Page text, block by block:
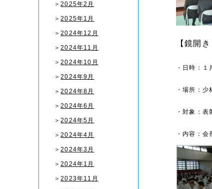
＞2025年2月
＞2025年1月
＞2024年12月
＞2024年11月
＞2024年10月
＞2024年9月
＞2024年8月
＞2024年6月
＞2024年5月
＞2024年4月
＞2024年3月
＞2024年1月
＞2023年11月
【鏡開
・日時：
・場所：少
・対象：
・内容：